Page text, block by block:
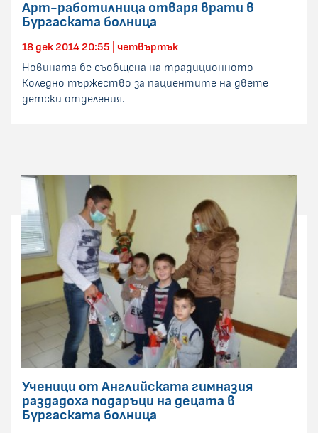
Арт-работилница отваря врати в
Бургаската болница
18 дек 2014 20:55 | четвъртък
Новината бе съобщена на традиционното
Коледно тържество за пациентите на двете
детски отделения.
Ученици от Английската гимназия
раздадоха подаръци на децата в
Бургаската болница